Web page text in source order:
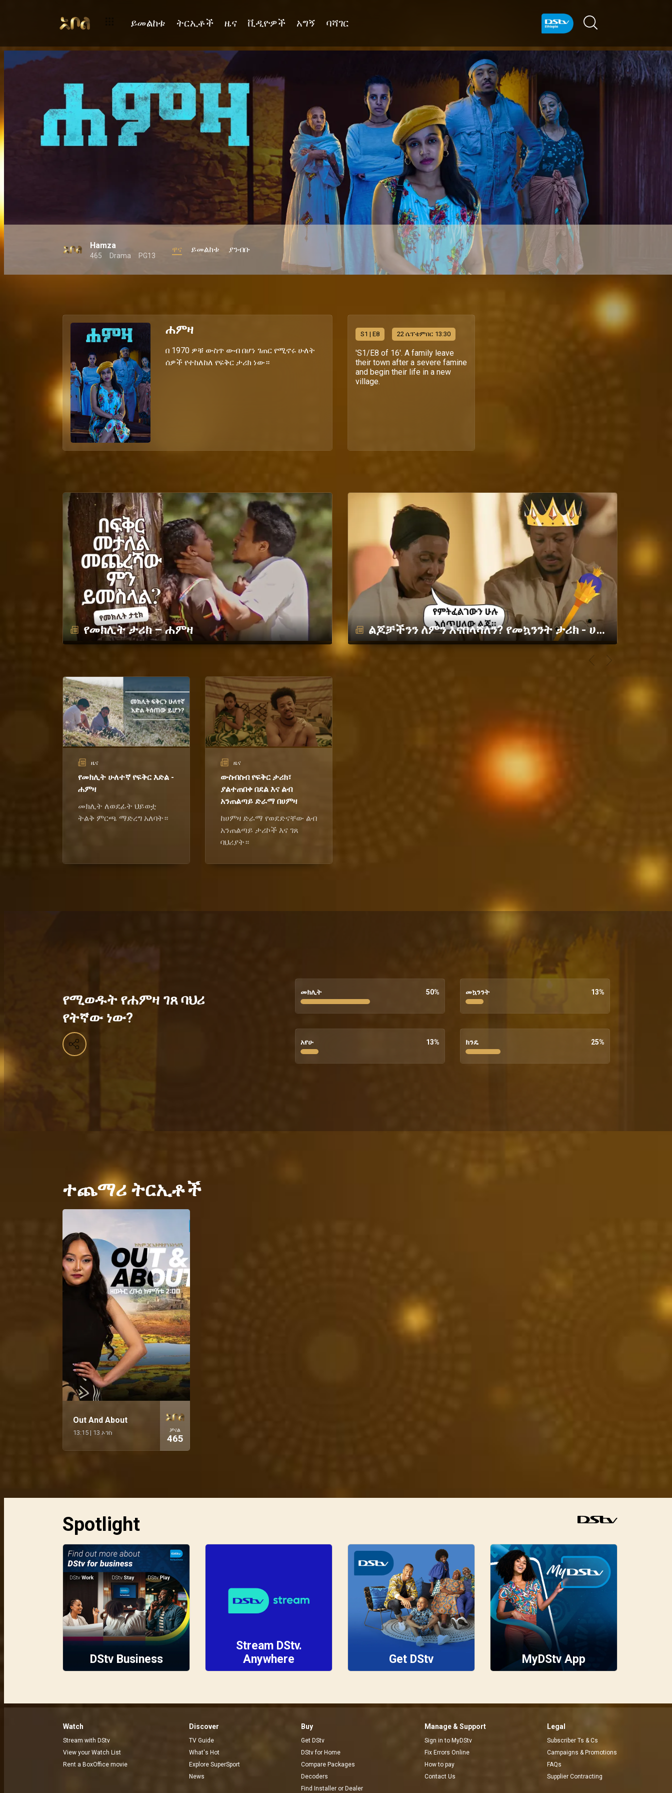
ይመልከቱ ትርኢቶች ዜና ቪዲዮዎች አግኝ ባሻገር
Hamza
465 Drama PG13
ዋና ይመልከቱ ያንብቡ
ሐምዛ
በ 1970 ዎቹ ውስጥ ውብ በሆነ ገጠር የሚኖሩ ሁለት
ሰዎች የተከለከለ የፍቅር ታሪክ ነው።
S1 | E8 22 ሴፕቴምበር 13:30
'S1/E8 of 16'. A family leave
their town after a severe famine
and begin their life in a new
village.
የመክሊት ታሪክ – ሐምዛ ልጆቻችንን ለምን እናበላሻለን? የመኳንንት ታሪክ - ሀምዛ
ዜና
የመክሊት ሁለተኛ የፍቅር እድል -
ሐምዛ
መክሊት ለወደፊት ህይወቷ
ትልቅ ምርጫ ማድረግ አለባት።
ዜና
ውስብስብ የፍቅር ታሪክ፣
ያልተጠበቀ በደል እና ልብ
አንጠልጣይ ድራማ በሀምዛ
ከሀምዛ ድራማ የወደድናቸው ልብ
አንጠልጣይ ታሪኮች እና ገጸ
ባህሪያት።
የሚወዱት የሐምዛ ገጸ ባህሪ
የትኛው ነው?
መክሊት 50% መኳንንት 13%
አየሁ 13% ክንዴ 25%
ተጨማሪ ትርኢቶች
Out And About
13:15 | 13 ኦገስ ቻናል
465
Spotlight
DStv Business
Stream DStv.
Anywhere
Get DStv MyDStv App
Watch
Stream with DStv
View your Watch List
Rent a BoxOffice movie
Discover
TV Guide
What's Hot
Explore SuperSport
News
Buy
Get DStv
DStv for Home
Compare Packages
Decoders
Find Installer or Dealer
Manage & Support
Sign in to MyDStv
Fix Errors Online
How to pay
Contact Us
Legal
Subscriber Ts & Cs
Campaigns & Promotions
FAQs
Supplier Contracting